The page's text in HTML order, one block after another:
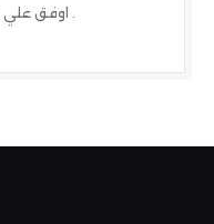
اوفق علي .